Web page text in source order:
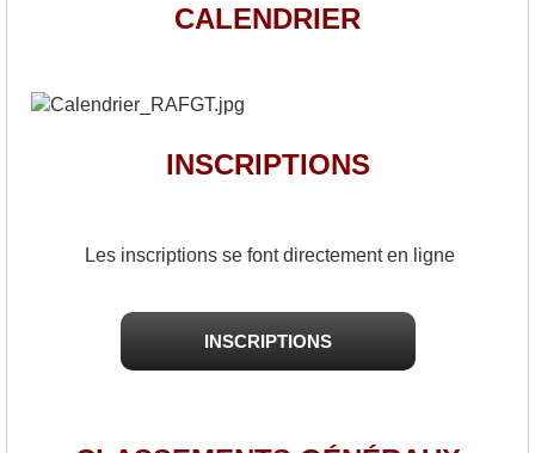
CALENDRIER
INSCRIPTIONS
Les inscriptions se font directement en ligne
INSCRIPTIONS